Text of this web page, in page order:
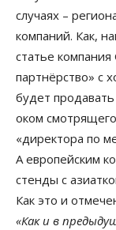
случаях –
компаний. Как,
статье компания
партнёрство» с
будет
оком
«директора по
А европейским
стенды с
Как это и
«Как и в